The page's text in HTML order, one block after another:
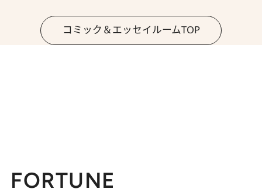
コミック＆エッセイルームTOP
FORTUNE